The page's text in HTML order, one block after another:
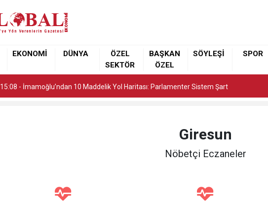
EKONOMİ DÜNYA
ÖZEL
SEKTÖR
BAŞKAN
ÖZEL
SÖYLEŞİ SPOR
15:08 - İmamoğlu’ndan 10 Maddelik Yol Haritası: Parlamenter Sistem Şart
15:08 - İmamoğlu’ndan 10 Maddelik Yol Haritası: Parlamenter Sistem Şart
Giresun
Nöbetçi Eczaneler